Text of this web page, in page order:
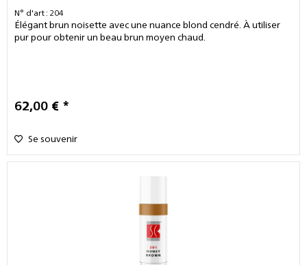
N° d'art : 204
Élégant brun noisette avec une nuance blond cendré. À utiliser
pur pour obtenir un beau brun moyen chaud.
62,00 € *
Se souvenir